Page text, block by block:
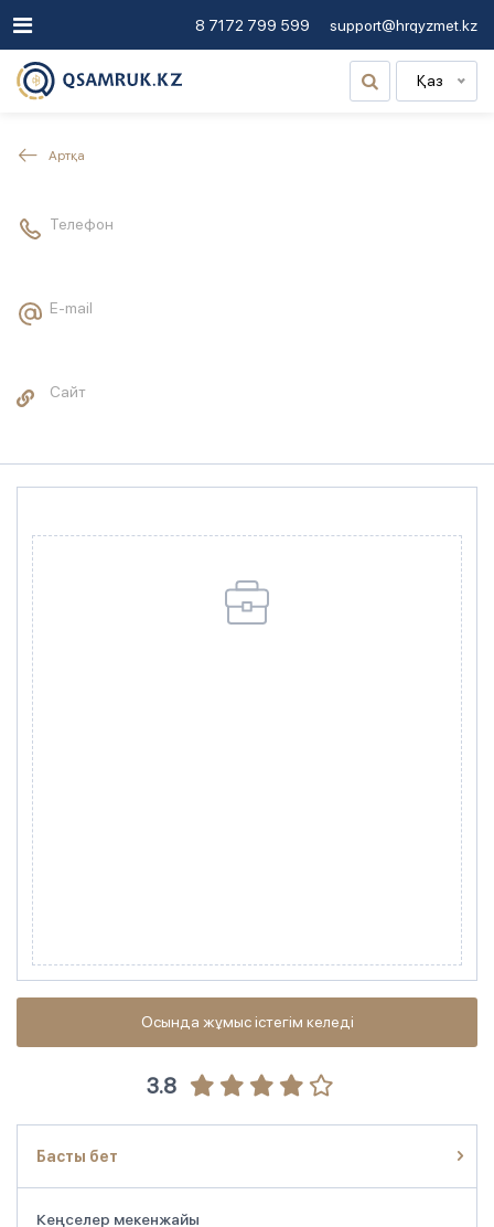
8 7172 799 599 support@hrqyzmet.kz
Қаз
Артқа
Телефон
E-mail
Сайт
Осында жұмыс істегім келеді
3.8
Басты бет
Кеңселер мекенжайы